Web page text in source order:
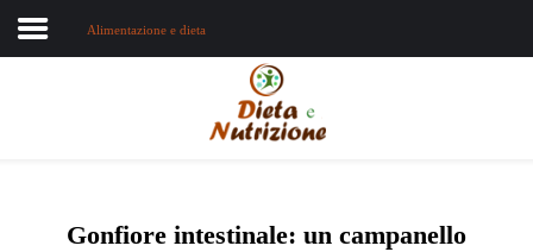
Dieta e nutrizione
Alimentazione e dieta
Gonfiore intestinale: un campanello